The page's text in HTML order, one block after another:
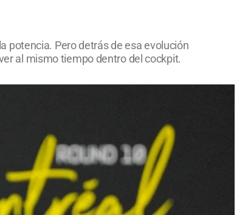
potencia. Pero detrás de esa evolución
al mismo tiempo dentro del cockpit.